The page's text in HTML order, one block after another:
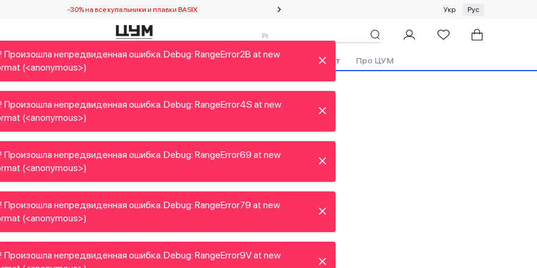
-30% на все купальники и плавки BASIX Специальное предложение на одежду и платки ЦУМ by GUNIA
Укр Рус
Home&Gifts Украинские дизайнеры Красота Бренды Аутлет Про ЦУМ
Произошла непредвиденная ошибка. Debug: RangeError2B at new
(<anonymous>)
Произошла непредвиденная ошибка. Debug: RangeError4S at new
(<anonymous>)
Произошла непредвиденная ошибка. Debug: RangeError69 at new
(<anonymous>)
Произошла непредвиденная ошибка. Debug: RangeError79 at new
(<anonymous>)
Произошла непредвиденная ошибка. Debug: RangeError9V at new